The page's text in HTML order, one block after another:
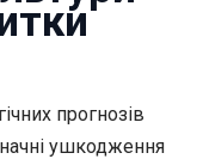
прогнозів
ушкодження